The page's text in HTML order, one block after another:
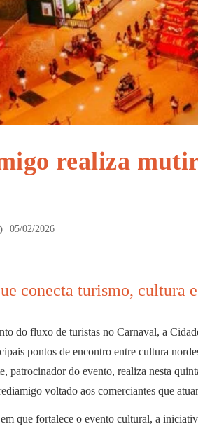
realiza
05/02/2026
conecta turismo, cultura
do fluxo de turistas no Carnaval, a
pontos de encontro entre cultura
patrocinador do evento, realiza nesta
voltado aos comerciantes que
que fortalece o evento cultural, a